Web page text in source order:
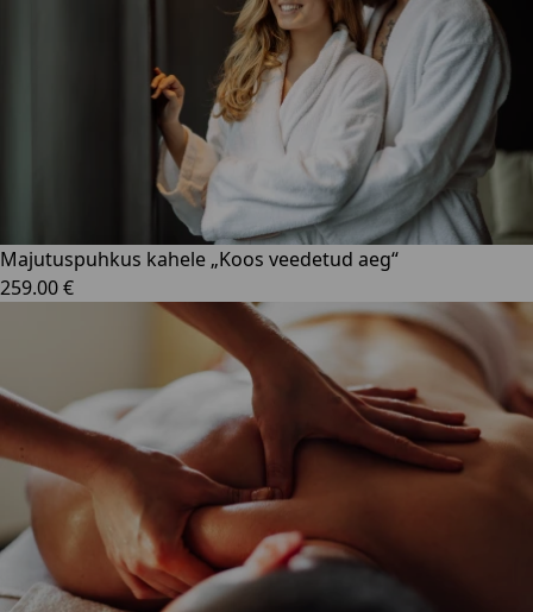
Majutuspuhkus kahele „Koos veedetud aeg“
259.00 €